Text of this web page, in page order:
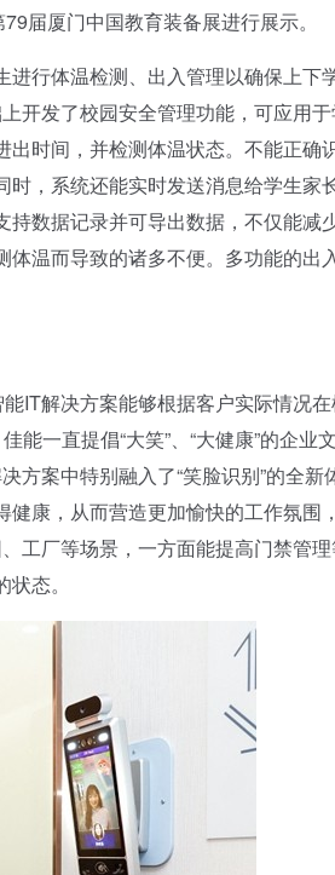
届厦门中国教育装备展进行展示。
行体温检测、出入管理以确保上下学
开发了校园安全管理功能，可应用
时间，并检测体温状态。不能正确
，系统还能实时发送消息给学生家
数据记录并可导出数据，不仅能减少
温而导致的诸多不便。多功能的出
IT解决方案能够根据客户实际情况
能一直提倡“大笑”、“大健康”的企业
方案中特别融入了“笑脸识别”的全新
康，从而营造更加愉快的工作氛围
工厂等场景，一方面能提高门禁管理
态。